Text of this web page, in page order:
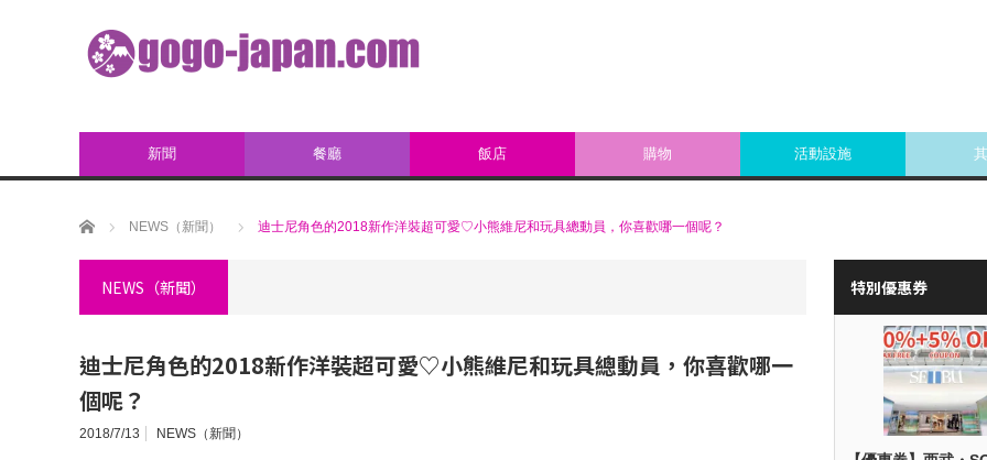
新聞 餐廳 飯店 購物 活動設施
ホーム NEWS（新聞） 迪士尼角色的2018新作洋裝超可愛♡小熊維尼和玩具總動員，你喜歡哪一個呢？
NEWS（新聞）
迪士尼角色的2018新作洋裝超可愛♡小熊維尼和玩具總動員，你喜歡哪一
個呢？
2018/7/13 NEWS（新聞）
特別優惠券